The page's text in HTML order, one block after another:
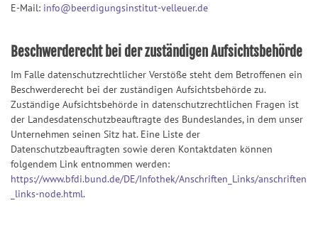
E-Mail: info@beerdigungsinstitut-velleuer.de
Beschwerderecht bei der zuständigen Aufsichtsbehörde
Im Falle datenschutzrechtlicher Verstöße steht dem Betroffenen ein
Beschwerderecht bei der zuständigen Aufsichtsbehörde zu.
Zuständige Aufsichtsbehörde in datenschutzrechtlichen Fragen ist
der Landesdatenschutzbeauftragte des Bundeslandes, in dem unser
Unternehmen seinen Sitz hat. Eine Liste der
Datenschutzbeauftragten sowie deren Kontaktdaten können
folgendem Link entnommen werden:
https://www.bfdi.bund.de/DE/Infothek/Anschriften_Links/anschriften
_links-node.html.